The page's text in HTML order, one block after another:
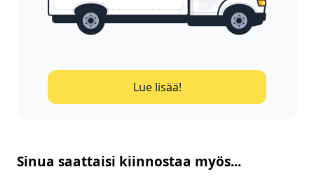
Lue lisää!
Sinua saattaisi kiinnostaa myös...